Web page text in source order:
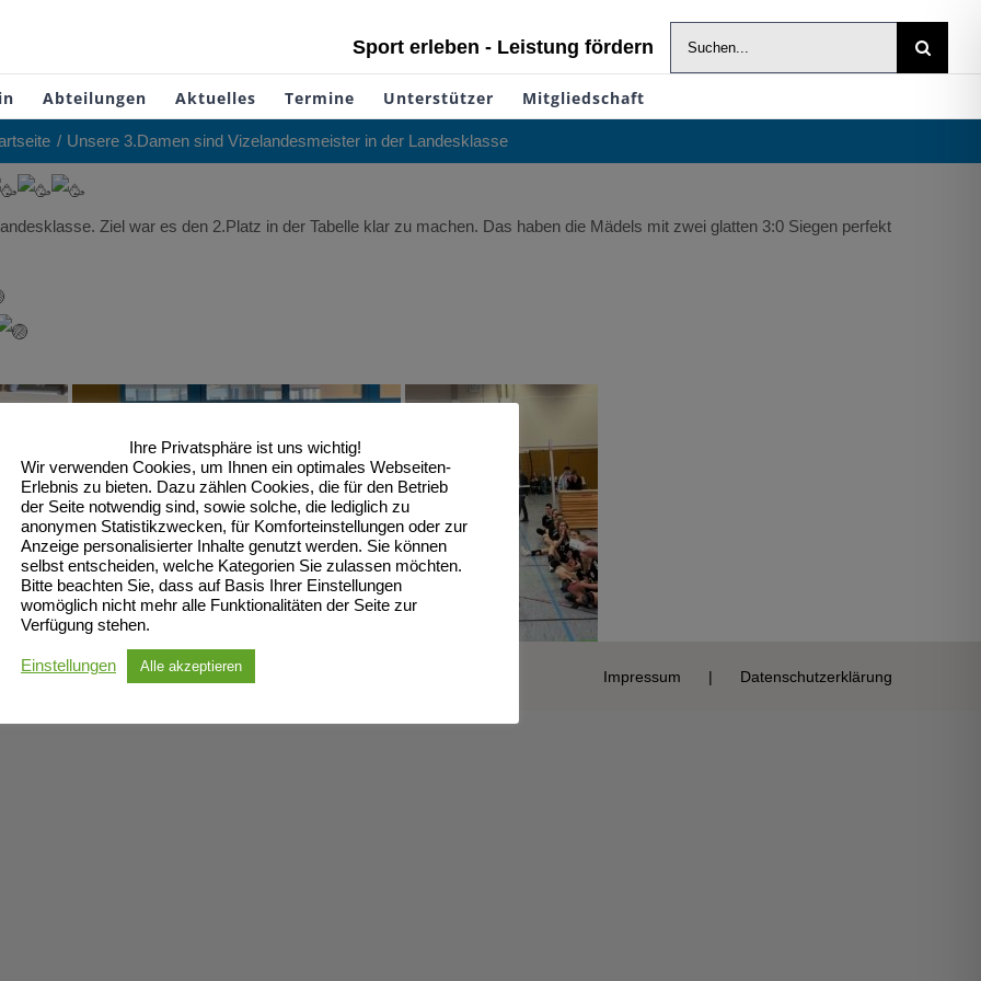
Sport erleben - Leistung fördern
Suche
nach:
Abteilungen Aktuelles Termine Unterstützer Mitgliedschaft
Unsere 3.Damen sind Vizelandesmeister in der Landesklasse
Ziel war es den 2.Platz in der Tabelle klar zu machen. Das haben die Mädels mit zwei glatten 3:0 Siegen perfekt
Impressum Datenschutzerklärung
Ihre Privatsphäre ist uns wichtig!
Wir verwenden Cookies, um Ihnen ein optimales Webseiten-
Erlebnis zu bieten. Dazu zählen Cookies, die für den Betrieb
der Seite notwendig sind, sowie solche, die lediglich zu
anonymen Statistikzwecken, für Komforteinstellungen oder zur
Anzeige personalisierter Inhalte genutzt werden. Sie können
selbst entscheiden, welche Kategorien Sie zulassen möchten.
Bitte beachten Sie, dass auf Basis Ihrer Einstellungen
womöglich nicht mehr alle Funktionalitäten der Seite zur
Verfügung stehen.
Einstellungen Alle akzeptieren